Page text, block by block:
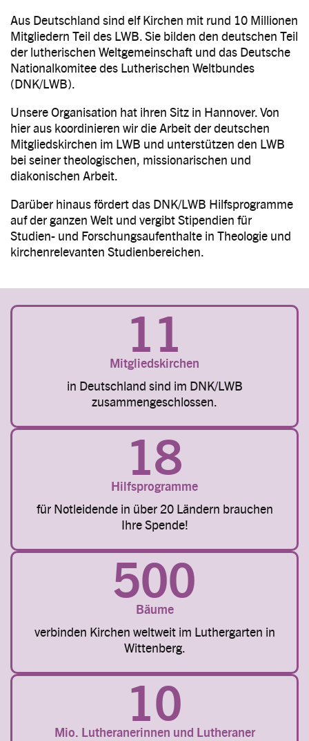
Aus Deutschland sind elf Kirchen mit rund 10 Millionen
Mitgliedern Teil des LWB. Sie bilden den deutschen Teil
der lutherischen Weltgemeinschaft und das Deutsche
Nationalkomitee des Lutherischen Weltbundes
(DNK/LWB).
Unsere Organisation hat ihren Sitz in Hannover. Von
hier aus koordinieren wir die Arbeit der deutschen
Mitgliedskirchen im LWB und unterstützen den LWB
bei seiner theologischen, missionarischen und
diakonischen Arbeit.
Darüber hinaus fördert das DNK/LWB Hilfsprogramme
auf der ganzen Welt und vergibt Stipendien für
Studien- und Forschungsaufenthalte in Theologie und
kirchenrelevanten Studienbereichen.
11
Mitgliedskirchen
in Deutschland sind im DNK/LWB
zusammengeschlossen.
18
Hilfsprogramme
für Notleidende in über 20 Ländern brauchen
Ihre Spende!
500
Bäume
verbinden Kirchen weltweit im Luthergarten in
Wittenberg.
10
Mio. Lutheranerinnen und Lutheraner